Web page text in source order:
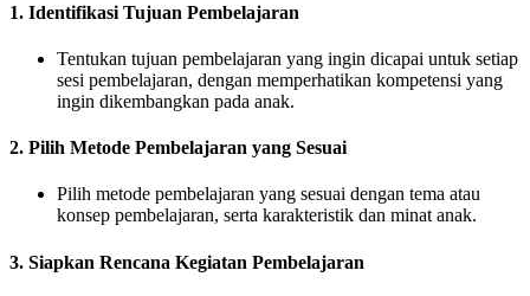
1. Identifikasi Tujuan Pembelajaran
Tentukan tujuan pembelajaran yang ingin dicapai untuk setiap
sesi pembelajaran, dengan memperhatikan kompetensi yang
ingin dikembangkan pada anak.
2. Pilih Metode Pembelajaran yang Sesuai
Pilih metode pembelajaran yang sesuai dengan tema atau
konsep pembelajaran, serta karakteristik dan minat anak.
3. Siapkan Rencana Kegiatan Pembelajaran